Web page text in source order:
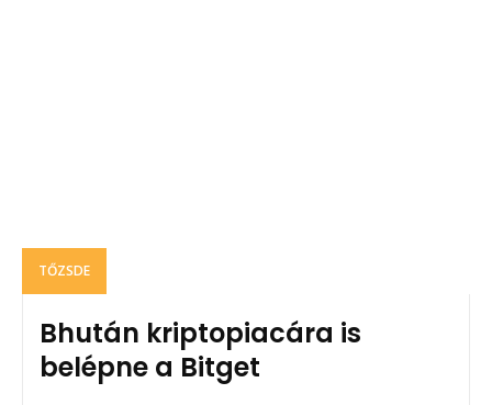
TŐZSDE
Bhután kriptopiacára is
belépne a Bitget